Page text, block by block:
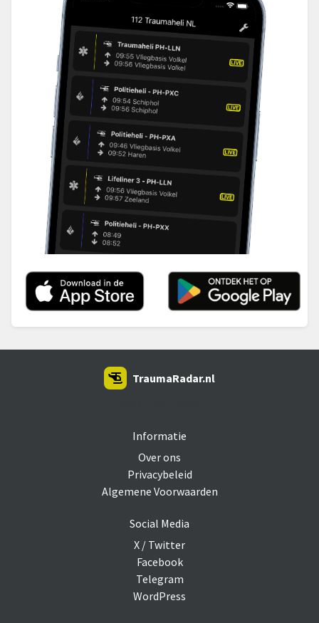
Informatie
Over ons
Privacybeleid
Algemene Voorwaarden
Social Media
X / Twitter
Facebook
Telegram
WordPress
TraumaRadar.nl